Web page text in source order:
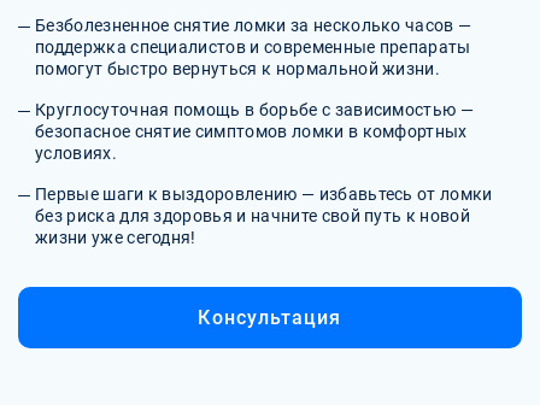
Безболезненное снятие ломки за несколько часов —
поддержка специалистов и современные препараты
помогут быстро вернуться к нормальной жизни.
Круглосуточная помощь в борьбе с зависимостью —
безопасное снятие симптомов ломки в комфортных
условиях.
Первые шаги к выздоровлению — избавьтесь от ломки
без риска для здоровья и начните свой путь к новой
жизни уже сегодня!
Консультация